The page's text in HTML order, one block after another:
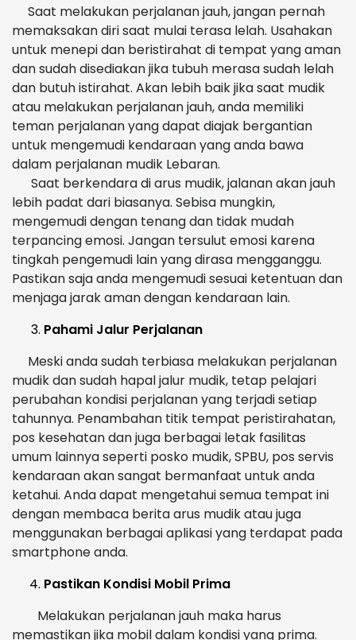
Saat melakukan perjalanan jauh, jangan pernah
memaksakan diri saat mulai terasa lelah. Usahakan
untuk menepi dan beristirahat di tempat yang aman
dan sudah disediakan jika tubuh merasa sudah lelah
dan butuh istirahat. Akan lebih baik jika saat mudik
atau melakukan perjalanan jauh, anda memiliki
teman perjalanan yang dapat diajak bergantian
untuk mengemudi kendaraan yang anda bawa
dalam perjalanan mudik Lebaran.
Saat berkendara di arus mudik, jalanan akan jauh
lebih padat dari biasanya. Sebisa mungkin,
mengemudi dengan tenang dan tidak mudah
terpancing emosi. Jangan tersulut emosi karena
tingkah pengemudi lain yang dirasa mengganggu.
Pastikan saja anda mengemudi sesuai ketentuan dan
menjaga jarak aman dengan kendaraan lain.
Pahami Jalur Perjalanan
Meski anda sudah terbiasa melakukan perjalanan
mudik dan sudah hapal jalur mudik, tetap pelajari
perubahan kondisi perjalanan yang terjadi setiap
tahunnya. Penambahan titik tempat peristirahatan,
pos kesehatan dan juga berbagai letak fasilitas
umum lainnya seperti posko mudik, SPBU, pos servis
kendaraan akan sangat bermanfaat untuk anda
ketahui. Anda dapat mengetahui semua tempat ini
dengan membaca berita arus mudik atau juga
menggunakan berbagai aplikasi yang terdapat pada
smartphone anda.
Pastikan Kondisi Mobil Prima
Melakukan perjalanan jauh maka harus
memastikan jika mobil dalam kondisi yang prima.